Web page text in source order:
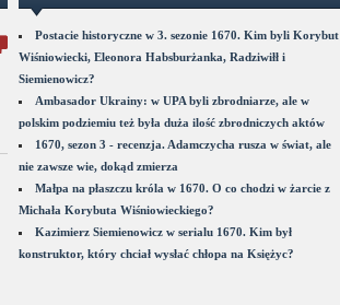
Postacie historyczne w 3. sezonie 1670. Kim byli Korybut
Wiśniowiecki, Eleonora Habsburżanka, Radziwiłł i
Siemienowicz?
Ambasador Ukrainy: w UPA byli zbrodniarze, ale w
polskim podziemiu też była duża ilość zbrodniczych aktów
1670, sezon 3 - recenzja. Adamczycha rusza w świat, ale
nie zawsze wie, dokąd zmierza
Małpa na płaszczu króla w 1670. O co chodzi w żarcie z
Michała Korybuta Wiśniowieckiego?
Kazimierz Siemienowicz w serialu 1670. Kim był
konstruktor, który chciał wysłać chłopa na Księżyc?